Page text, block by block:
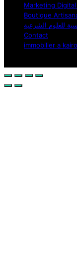
Marketing Digital
Boutique
للعلوم الشرعية
Contact
immobilier a